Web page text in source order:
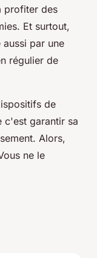
profiter des
Et surtout,
par une
régulier de
de
c'est garantir sa
Alors,
ne le